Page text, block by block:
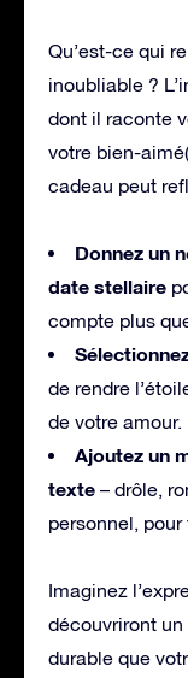
Qu’est-ce qui
inoubliable ?
dont il raconte
votre bien-
cadeau peut
Donnez un
date stellaire
compte plus
de rendre
de votre amour.
Ajoutez un
texte – drôle,
personnel,
Imaginez
découvriront
durable que